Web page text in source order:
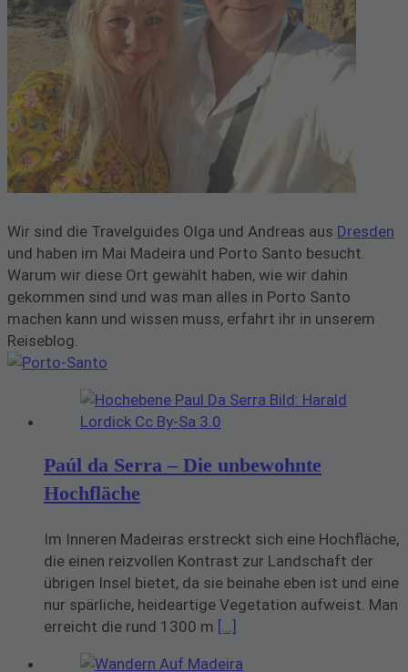
Wir sind die Travelguides Olga und Andreas aus Dresden
und haben im Mai Madeira und Porto Santo besucht.
Warum wir diese Ort gewählt haben, wie wir dahin
gekommen sind und was man alles in Porto Santo
machen kann und wissen muss, erfahrt ihr in unserem
Reiseblog.
Paúl da Serra – Die unbewohnte
Hochfläche
Im Inneren Madeiras erstreckt sich eine Hochfläche,
die einen reizvollen Kontrast zur Landschaft der
übrigen Insel bietet, da sie beinahe eben ist und eine
nur spärliche, heideartige Vegetation aufweist. Man
erreicht die rund 1300 m [...]